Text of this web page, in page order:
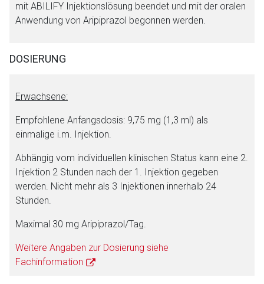
mit ABILIFY Injektionslösung beendet und mit der oralen
Anwendung von Aripiprazol begonnen werden.
DOSIERUNG
Erwachsene:
Empfohlene Anfangsdosis: 9,75 mg (1,3 ml) als
einmalige i.m. Injektion.
Abhängig vom individuellen klinischen Status kann eine 2.
Injektion 2 Stunden nach der 1. Injektion gegeben
werden. Nicht mehr als 3 Injektionen innerhalb 24
Stunden.
Maximal 30 mg Aripiprazol/Tag.
Weitere Angaben zur Dosierung siehe
Fachinformation
Zurück zur rote-liste.de Zur Seite